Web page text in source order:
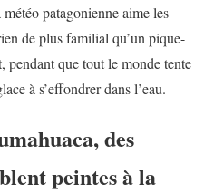
patagonienne aime les
de plus familial qu’un pique-
pendant que tout le monde tente
à s’effondrer dans l’eau.
des
peintes à la